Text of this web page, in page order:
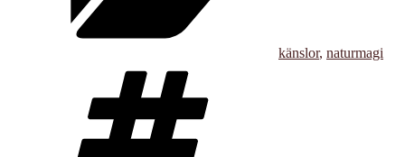
känslor, naturmagi